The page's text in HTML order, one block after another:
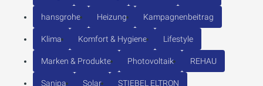
hansgrohe Heizung Kampagnenbeitrag
Klima Komfort & Hygiene Lifestyle
Marken & Produkte Photovoltaik REHAU
Sanipa Solar STIEBEL ELTRON